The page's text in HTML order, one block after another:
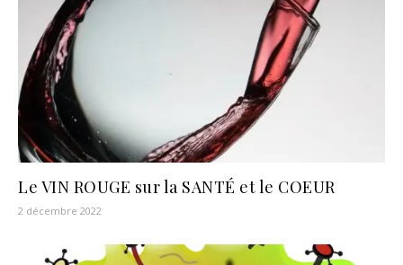
Le VIN ROUGE sur la SANTÉ et le COEUR
2 décembre 2022